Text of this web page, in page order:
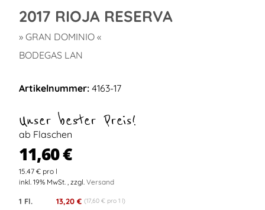
2017 RIOJA RESERVA
» GRAN DOMINIO «
BODEGAS LAN
Artikelnummer: 4163-17
Unser bester Preis!
ab Flaschen
11,60 €
15.47 € pro l
inkl. 19% MwSt. , zzgl. Versand
1 Fl. 13,20 € (17,60 € pro 1 l)